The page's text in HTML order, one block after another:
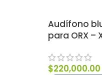
Audífono
para ORX –
$220,000.00